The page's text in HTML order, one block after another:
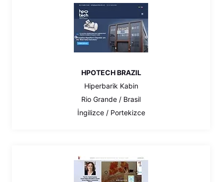
HPOTECH BRAZIL
Hiperbarik Kabin
Rio Grande / Brasil
İngilizce / Portekizce